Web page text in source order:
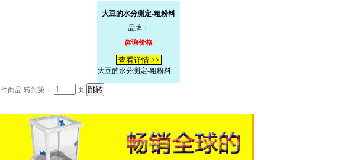
大豆的水分测定-粗粉料
品牌：
咨询价格
查看详情 >>
大豆的水分测定-粗粉料
件商品 转到第： 页